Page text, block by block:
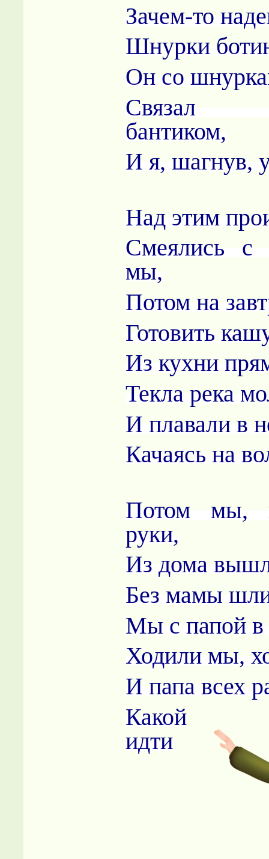
Зачем-то
Шнурки
Он со
Связал
бантиком,
И я, шагнув,
Над этим
Смеялись с
мы,
Потом на
Готовить
Из кухни
Текла река
И плавали в
Качаясь на
Потом мы,
руки,
Из дома
Без мамы
Мы с папой в
Ходили мы,
И папа всех
Какой
идти